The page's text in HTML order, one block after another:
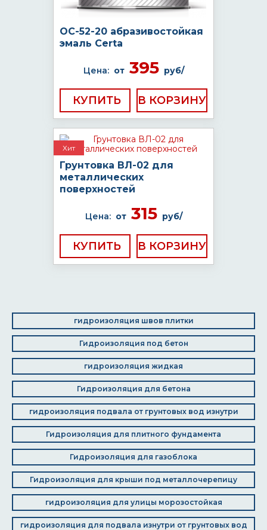
ОС-52-20 абразивостойкая
эмаль Certa
Цена: от395 руб/
КУПИТЬ
Хит
Грунтовка ВЛ-02 для
металлических
поверхностей
Цена: от315 руб/
КУПИТЬ
гидроизоляция швов плитки
Гидроизоляция под бетон
гидроизоляция жидкая
Гидроизоляция для бетона
гидроизоляция подвала от грунтовых вод изнутри
Гидроизоляция для плитного фундамента
Гидроизоляция для газоблока
Гидроизоляция для крыши под металлочерепицу
гидроизоляция для улицы морозостойкая
гидроизоляция для подвала изнутри от грунтовых вод